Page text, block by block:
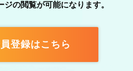
ジの閲覧が可能になります。
登録はこちら